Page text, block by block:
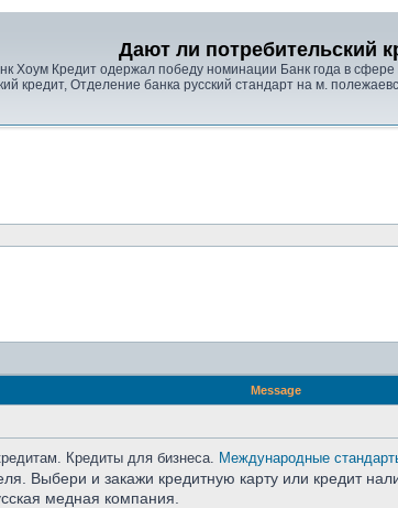
Дают ли потребительский
Хоум Кредит одержал победу номинации Банк года в сфере
кредит, Отделение банка русский стандарт на м.
Message
Кредиты для бизнеса. Международные
Выбери и закажи кредитную карту или кредит
медная компания.